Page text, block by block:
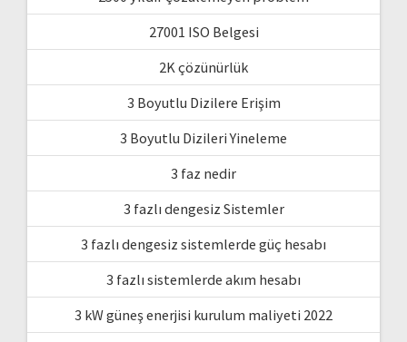
27001 ISO Belgesi
2K çözünürlük
3 Boyutlu Dizilere Erişim
3 Boyutlu Dizileri Yineleme
3 faz nedir
3 fazlı dengesiz Sistemler
3 fazlı dengesiz sistemlerde güç hesabı
3 fazlı sistemlerde akım hesabı
3 kW güneş enerjisi kurulum maliyeti 2022